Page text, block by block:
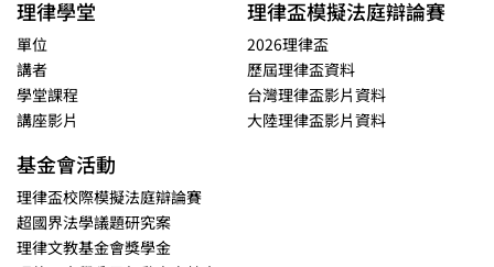
理律學堂
單位
講者
學堂課程
講座影片
理律盃模擬法庭辯論賽
2026理律盃
歷屆理律盃資料
台灣理律盃影片資料
大陸理律盃影片資料
基金會活動
理律盃校際模擬法庭辯論賽
超國界法學議題研究案
理律文教基金會獎學金